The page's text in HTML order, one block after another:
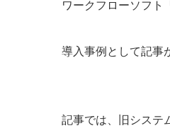
ワークフローソフト
導入事例として記事
記事では、旧システ